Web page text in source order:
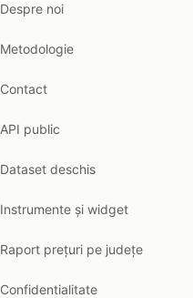
Despre noi
Metodologie
Contact
API public
Dataset deschis
Instrumente și widget
Raport prețuri pe județe
Confidentialitate